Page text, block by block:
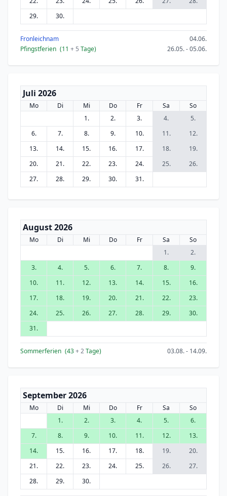
29.
30.
Fronleichnam
04.06.
Pfingstferien (11 + 5 Tage) 26.05. - 05.06.
Juli 2026
Mo Di Mi Do Fr Sa
So
1.
2. 3. 4.
5.
6.
7. 8. 9. 10. 11.
12.
13.
14. 15. 16. 17. 18.
19.
20.
21. 22. 23. 24. 25.
26.
27.
28. 29. 30. 31.
August 2026
Mo Di Mi Do Fr Sa
So
1.
2.
3.
4. 5. 6. 7. 8.
9.
10.
11. 12. 13. 14. 15.
16.
17.
18. 19. 20. 21. 22.
23.
24.
25. 26. 27. 28. 29.
30.
31.
Sommerferien (43+ 2Tage) 03.08. - 14.09.
September 2026
Mo Di Mi Do Fr Sa
So
1.
2. 3. 4. 5.
6.
7.
8. 9. 10. 11. 12.
13.
14.
15. 16. 17. 18. 19.
20.
21.
22. 23. 24. 25. 26.
27.
28.
29. 30.